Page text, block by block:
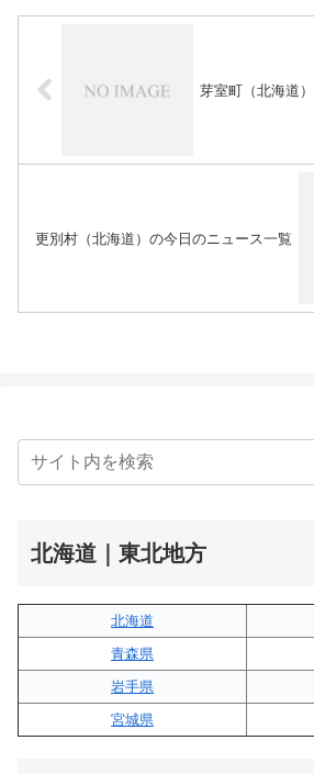
芽室町（北海道
更別村（北海道）の今日のニュース一覧
北海道｜東北地方
北海道
青森県
岩手県
宮城県